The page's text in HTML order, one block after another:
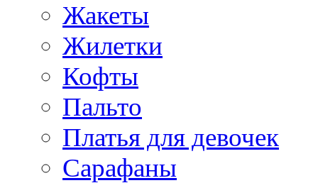
Жакеты
Жилетки
Кофты
Пальто
Платья для девочек
Сарафаны